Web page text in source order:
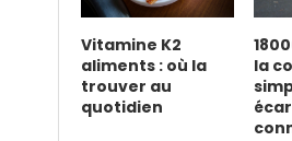
Vitamine K2
aliments : où la
trouver au
quotidien
la